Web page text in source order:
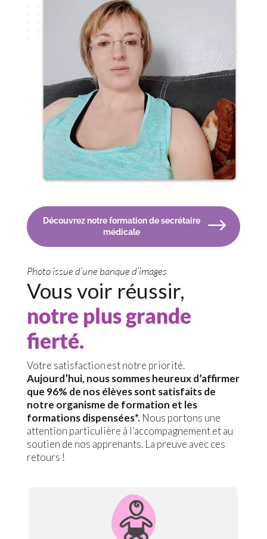
Découvrez notre formation de secrétaire
médicale
Photo issue d’une banque d’images
Vous voir réussir,
notre plus grande
fierté.
Votre satisfaction est notre priorité.
Aujourd’hui, nous sommes heureux d’affirmer
que 96% de nos élèves sont satisfaits de
notre organisme de formation et les
formations dispensées*. Nous portons une
attention particulière à l’accompagnement et au
soutien de nos apprenants. La preuve avec ces
retours !
Petite Enfance
L’avis de Louisa, préparation au CAP AEPE